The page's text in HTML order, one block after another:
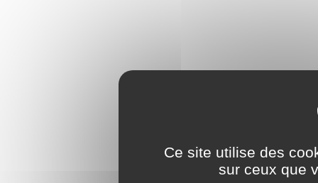
Ce site utilise des
sur ceux que